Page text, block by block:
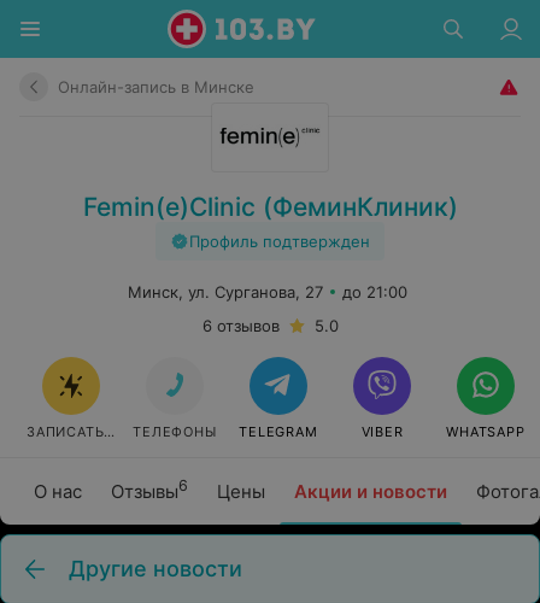
Онлайн-запись в Минске
Femin(e)Clinic (ФеминКлиник)
Профиль подтвержден
О нас Отзывы6 Цены Акции и новости
Минск, ул. Сурганова, 27
до 21:00
6 отзывов
5.0
ЗАПИСАТЬСЯ ОНЛАЙН
ТЕЛЕФОНЫ TELEGRAM VIBER WHATSAPP
Другие новости